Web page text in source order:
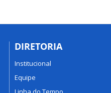
DIRETORIA
Institucional
Equipe